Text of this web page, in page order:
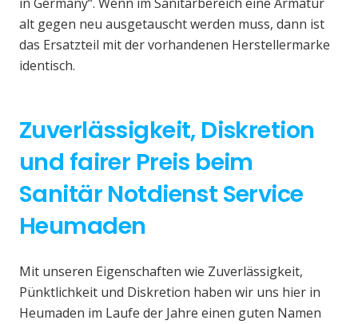
alt gegen neu ausgetauscht werden muss, dann ist
das Ersatzteil mit der vorhandenen Herstellermarke
identisch.
Zuverlässigkeit, Diskretion
und fairer Preis beim
Sanitär Notdienst Service
Heumaden
Mit unseren Eigenschaften wie Zuverlässigkeit,
Pünktlichkeit und Diskretion haben wir uns hier in
Heumaden im Laufe der Jahre einen guten Namen